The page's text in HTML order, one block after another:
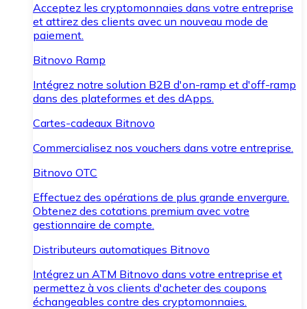
Acceptez les cryptomonnaies dans votre entreprise
et attirez des clients avec un nouveau mode de
paiement.
Bitnovo Ramp
Intégrez notre solution B2B d'on-ramp et d'off-ramp
dans des plateformes et des dApps.
Cartes-cadeaux Bitnovo
Commercialisez nos vouchers dans votre entreprise.
Bitnovo OTC
Effectuez des opérations de plus grande envergure.
Obtenez des cotations premium avec votre
gestionnaire de compte.
Distributeurs automatiques Bitnovo
Intégrez un ATM Bitnovo dans votre entreprise et
permettez à vos clients d'acheter des coupons
échangeables contre des cryptomonnaies.